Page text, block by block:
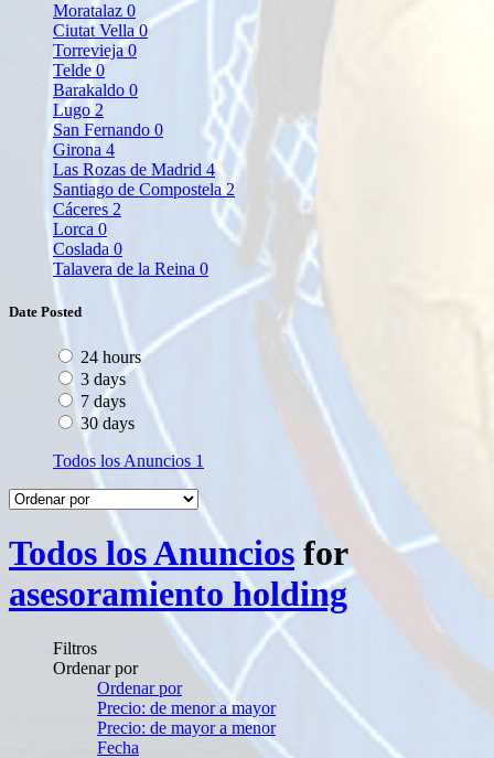
Moratalaz 0
Ciutat Vella0
Torrevieja0
Telde0
Barakaldo 0
Lugo 2
San Fernando 0
Girona 4
Las Rozas de Madrid 4
Santiago de Compostela2
Cáceres 2
Lorca 0
Coslada 0
Talavera de la Reina 0
Date Posted
24 hours
3 days
7 days
30 days
Todos los Anuncios 1
Todos los Anuncios for
asesoramiento holding
Filtros
Ordenar por
Ordenar por
Precio: de menor a mayor
Precio: de mayor a menor
Fecha